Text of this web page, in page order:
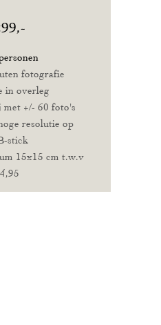
fotografie
in overleg
+/- 60 foto's
resolutie op
stick
15x15 cm t.w.v